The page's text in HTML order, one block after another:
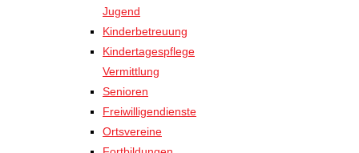
Jugend
Kinderbetreuung
Kindertagespflege
Vermittlung
Senioren
Freiwilligendienste
Ortsvereine